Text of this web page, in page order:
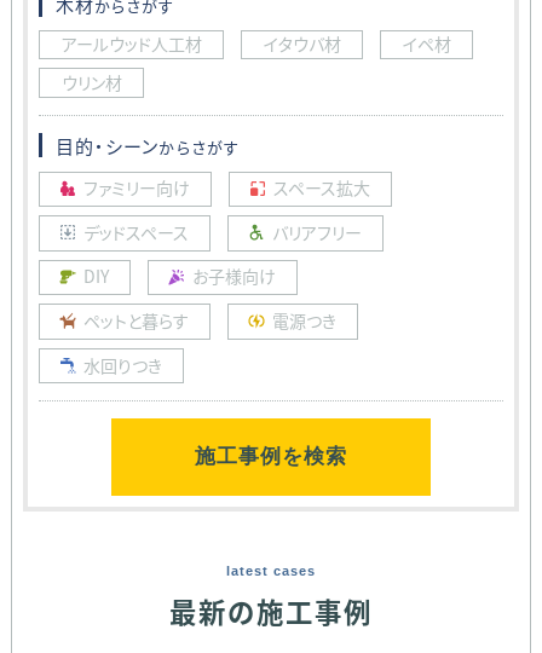
からさがす
アールウッド人工材 イタウバ材
イペ材
ウリン材
目的・シーンからさがす
ファミリー向け
スペース拡大
デッドスペース
バリアフリー
DIY
お子様向け
ペットと暮らす
電源つき
水回りつき
施工事例を検索
latest cases
最新の施工事例